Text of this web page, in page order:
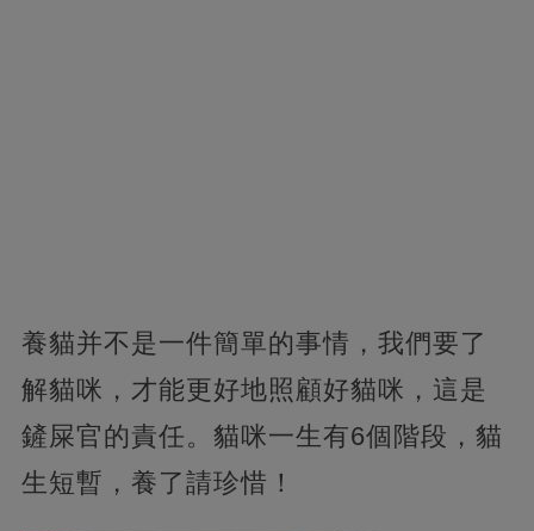
養貓并不是一件簡單的事情，我們要了
解貓咪，才能更好地照顧好貓咪，這是
鏟屎官的責任。貓咪一生有6個階段，貓
生短暫，養了請珍惜！